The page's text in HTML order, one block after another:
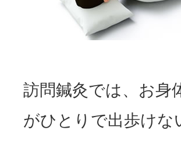
訪問鍼灸では、お身
がひとりで出歩けな